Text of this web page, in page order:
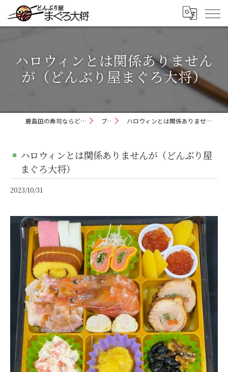
ハロウィンとは関係ありません
が（どんぶり屋まぐろ大将）
鹿島田の寿司ならどんぶり屋まぐろ大将 ブログ ハロウィンとは関係ありませんが（どんぶり屋まぐろ大将）
ハロウィンとは関係ありませんが（どんぶり屋
まぐろ大将）
2023/10/31